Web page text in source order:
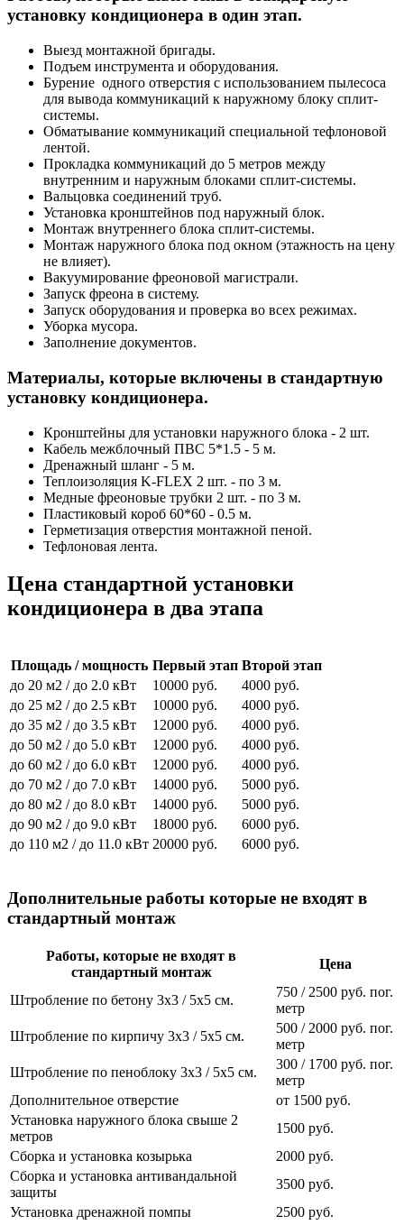
установку кондиционера в один этап.
Выезд монтажной бригады.
Подъем инструмента и оборудования.
Бурение одного отверстия с использованием пылесоса
для вывода коммуникаций к наружному блоку сплит-
системы.
Обматывание коммуникаций специальной тефлоновой
лентой.
Прокладка коммуникаций до 5 метров между
внутренним и наружным блоками сплит-системы.
Вальцовка соединений труб.
Установка кронштейнов под наружный блок.
Монтаж внутреннего блока сплит-системы.
Монтаж наружного блока под окном (этажность на цену
не влияет).
Вакуумирование фреоновой магистрали.
Запуск фреона в систему.
Запуск оборудования и проверка во всех режимах.
Уборка мусора.
Заполнение документов.
Материалы, которые включены в стандартную
установку кондиционера.
Кронштейны для установки наружного блока - 2 шт.
Кабель межблочный ПВС 5*1.5 - 5 м.
Дренажный шланг - 5 м.
Теплоизоляция K-FLEX 2 шт. - по 3 м.
Медные фреоновые трубки 2 шт. - по 3 м.
Пластиковый короб 60*60 - 0.5 м.
Герметизация отверстия монтажной пеной.
Тефлоновая лента.
Цена стандартной установки
кондиционера в два этапа
Площадь / мощность Первый этап Второй этап
до 20 м2 / до 2.0 кВт
10000 руб.
4000 руб.
до 25 м2 / до 2.5 кВт
10000 руб.
4000 руб.
до 35 м2 / до 3.5 кВт
12000 руб.
4000 руб.
до 50 м2 / до 5.0 кВт
12000 руб.
4000 руб.
до 60 м2 / до 6.0 кВт
12000 руб.
4000 руб.
до 70 м2 / до 7.0 кВт
14000 руб.
5000 руб.
до 80 м2 / до 8.0 кВт
14000 руб.
5000 руб.
до 90 м2 / до 9.0 кВт
18000 руб.
6000 руб.
до 110 м2 / до 11.0 кВт 20000 руб. 6000 руб.
Дополнительные работы которые не входят в
стандартный монтаж
Работы, которые не входят в
стандартный монтаж
Цена
Штробление по бетону 3х3 / 5х5 см.
750 / 2500 руб. пог.
метр
Штробление по кирпичу 3х3 / 5х5 см.
500 / 2000 руб. пог.
метр
Штробление по пеноблоку 3х3 / 5х5 см.
300 / 1700 руб. пог.
метр
Дополнительное отверстие
от 1500 руб.
Установка наружного блока свыше 2
метров
1500 руб.
Сборка и установка козырька
2000 руб.
Сборка и установка антивандальной
защиты
3500 руб.
Установка дренажной помпы
2500 руб.